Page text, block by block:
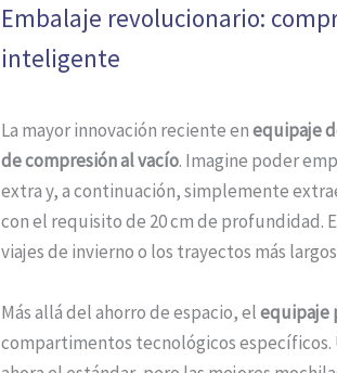
Embalaje revolucionario:
inteligente
La mayor innovación reciente enequipaje
de compresión al vacío. Imagine poder
extra y, a continuación, simplemente
con el requisito de 20 cm de profundidad.
viajes de invierno o los trayectos más
Más allá del ahorro de espacio, elequipaje
compartimentos tecnológicos específicos.